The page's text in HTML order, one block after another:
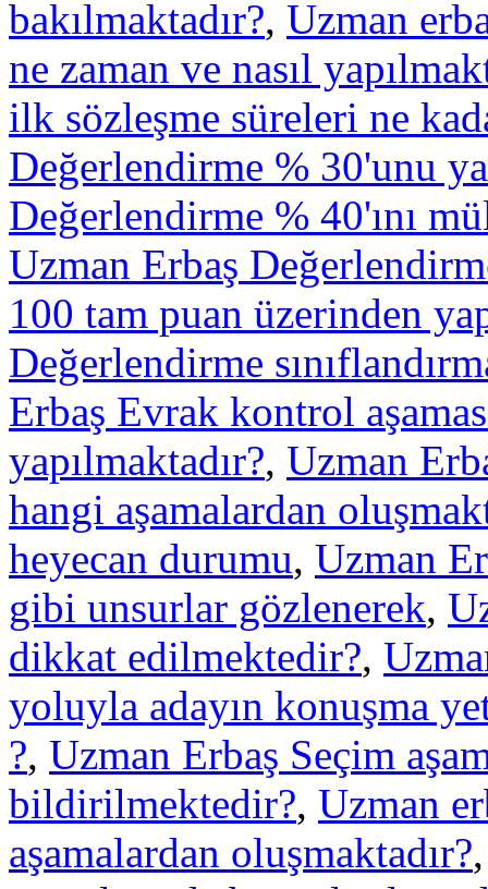
bakılmaktadır?, Uzman
ne zaman ve nasıl
ilk sözleşme süreleri ne
Değerlendirme % 30'unu
Değerlendirme % 40'ını
Uzman Erbaş
100 tam puan üzerinden
Değerlendirme
Erbaş Evrak kontrol
yapılmaktadır?, Uzman
hangi aşamalardan
heyecan durumu, Uzman
gibi unsurlar gözlenerek,
dikkat edilmektedir?,
yoluyla adayın konuşma
?, Uzman Erbaş Seçim
bildirilmektedir?, Uzman
aşamalardan oluşmaktadır?